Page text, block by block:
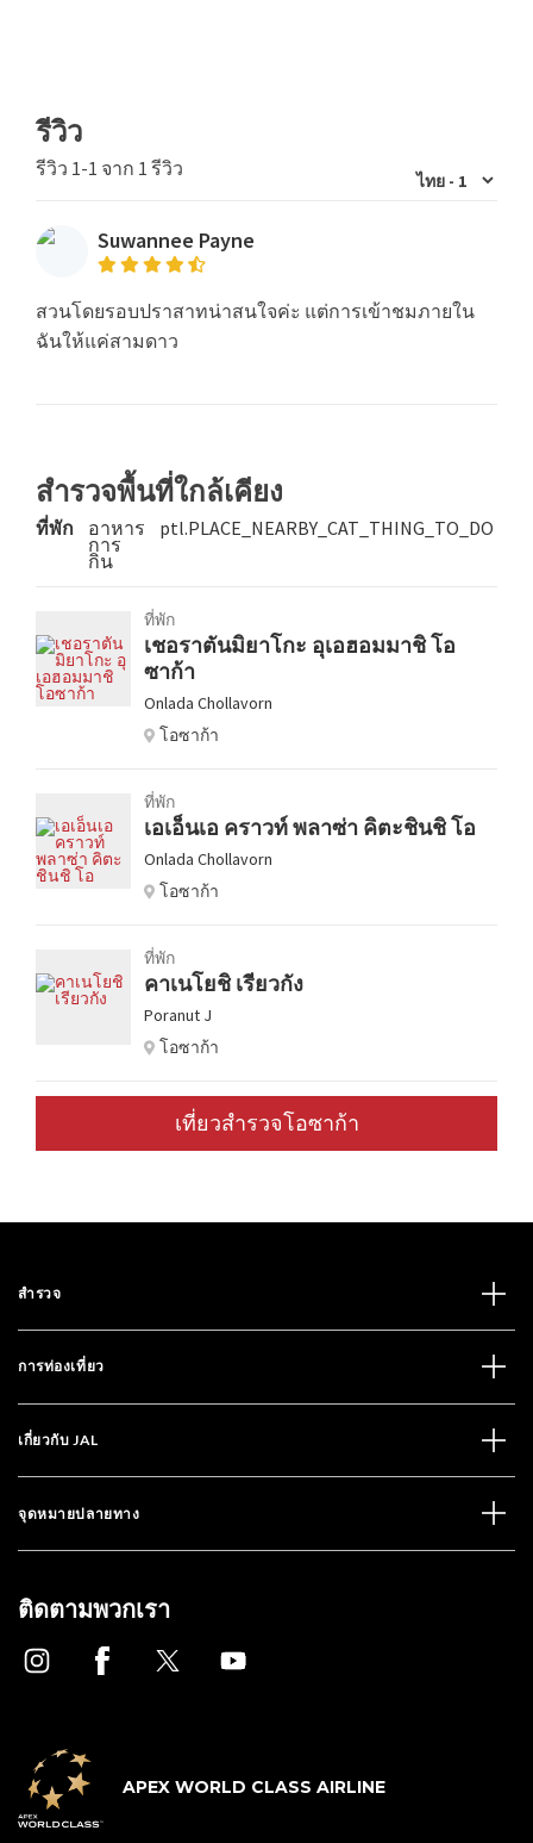
รีวิว
รีวิว 1-1 จาก 1 รีวิว
Suwannee Payne
สวนโดยรอบปราสาทน่าสนใจค่ะ แต่การเข้าชมภายใน
ฉันให้แค่สามดาว
สำรวจพื้นที่ใกล้เคียง
ที่พัก อาหาร
การ
กิน
ptl.PLACE_NEARBY_CAT_THING_TO_DO
ที่พัก
เชอราตันมิยาโกะ อุเอฮอมมาชิ โอ
ซาก้า
Onlada Chollavorn
โอซาก้า
ที่พัก
เอเอ็นเอ คราวท์ พลาซ่า คิตะชินชิ โอ
Onlada Chollavorn
โอซาก้า
ที่พัก
คาเนโยชิ เรียวกัง
Poranut J
โอซาก้า
เที่ยวสำรวจโอซาก้า
สำรวจ
การท่องเที่ยว
เกี่ยวกับ JAL
จุดหมายปลายทาง
ติดตามพวกเรา
APEX WORLD CLASS AIRLINE